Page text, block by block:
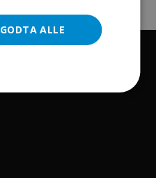
GODTA ALLE